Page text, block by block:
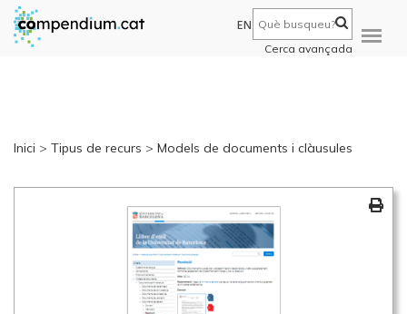
EN
Cerca avançada
Inici > Tipus de recurs > Models de documents i clàusules